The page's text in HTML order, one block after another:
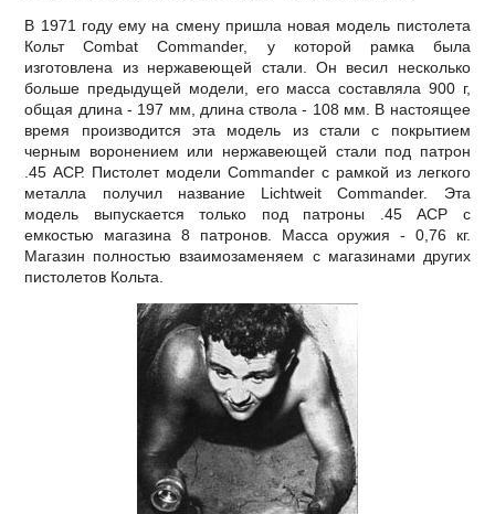
В 1971 году ему на смену пришла новая модель пистолета
Кольт Combat Commander, у которой рамка была
изготовлена из нержавеющей стали. Он весил несколько
больше предыдущей модели, его масса составляла 900 г,
общая длина - 197 мм, длина ствола - 108 мм. В настоящее
время производится эта модель из стали с покрытием
черным воронением или нержавеющей стали под патрон
.45 АСР. Пистолет модели Сommander с рамкой из легкого
металла получил название Lichtweit Сommander. Эта
модель выпускается только под патроны .45 АСР с
емкостью магазина 8 патронов. Масса оружия - 0,76 кг.
Магазин полностью взаимозаменяем с магазинами других
пистолетов Кольта.